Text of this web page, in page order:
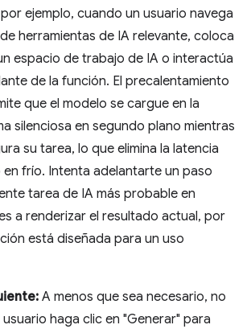
ejemplo, cuando un usuario navega
herramientas de IA relevante, coloca
espacio de trabajo de IA o interactúa
de la función. El precalentamiento
que el modelo se cargue en la
silenciosa en segundo plano mientras
su tarea, lo que elimina la latencia
en frío. Intenta adelantarte un paso
tarea de IA más probable en
a renderizar el resultado actual, por
está diseñada para un uso
A menos que sea necesario, no
haga clic en "Generar" para